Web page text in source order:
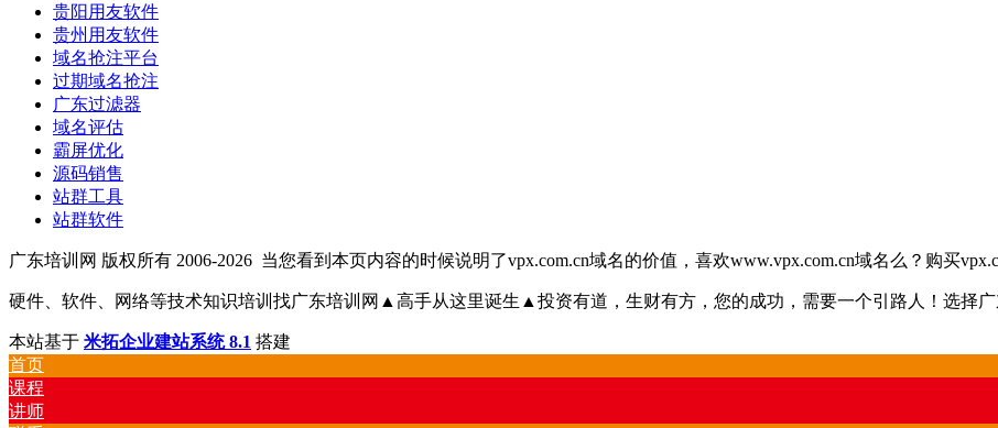
贵阳用友软件
贵州用友软件
域名抢注平台
过期域名抢注
广东过滤器
域名评估
霸屏优化
源码销售
站群工具
站群软件
广东培训网 版权所有 2006-2026 当您看到本页内容的时候说明了vpx.com.cn域名的价值，喜欢www.vpx.com.cn域名么？购买
硬件、软件、网络等技术知识培训找广东培训网▲高手从这里诞生▲投资有道，生财有方，您的成功，需要一个引路人！选择广
本站基于 米拓企业建站系统 8.1 搭建
首页
课程
讲师